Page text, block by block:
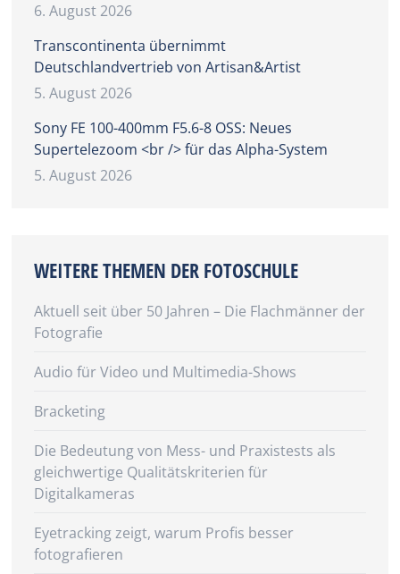
6. August 2026
Transcontinenta übernimmt
Deutschlandvertrieb von Artisan&Artist
5. August 2026
Sony FE 100-400mm F5.6-8 OSS: Neues
Supertelezoom <br /> für das Alpha-System
5. August 2026
WEITERE THEMEN DER FOTOSCHULE
Aktuell seit über 50 Jahren – Die Flachmänner der
Fotografie
Audio für Video und Multimedia-Shows
Bracketing
Die Bedeutung von Mess- und Praxistests als
gleichwertige Qualitätskriterien für
Digitalkameras
Eyetracking zeigt, warum Profis besser
fotografieren